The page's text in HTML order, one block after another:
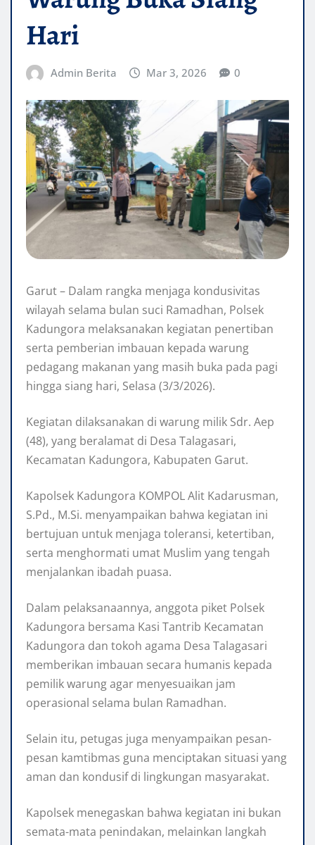
Hari
Admin Berita Mar 3, 2026 0
Garut – Dalam rangka menjaga kondusivitas
wilayah selama bulan suci Ramadhan, Polsek
Kadungora melaksanakan kegiatan penertiban
serta pemberian imbauan kepada warung
pedagang makanan yang masih buka pada pagi
hingga siang hari, Selasa (3/3/2026).
Kegiatan dilaksanakan di warung milik Sdr. Aep
(48), yang beralamat di Desa Talagasari,
Kecamatan Kadungora, Kabupaten Garut.
Kapolsek Kadungora KOMPOL Alit Kadarusman,
S.Pd., M.Si. menyampaikan bahwa kegiatan ini
bertujuan untuk menjaga toleransi, ketertiban,
serta menghormati umat Muslim yang tengah
menjalankan ibadah puasa.
Dalam pelaksanaannya, anggota piket Polsek
Kadungora bersama Kasi Tantrib Kecamatan
Kadungora dan tokoh agama Desa Talagasari
memberikan imbauan secara humanis kepada
pemilik warung agar menyesuaikan jam
operasional selama bulan Ramadhan.
Selain itu, petugas juga menyampaikan pesan-
pesan kamtibmas guna menciptakan situasi yang
aman dan kondusif di lingkungan masyarakat.
Kapolsek menegaskan bahwa kegiatan ini bukan
semata-mata penindakan, melainkan langkah